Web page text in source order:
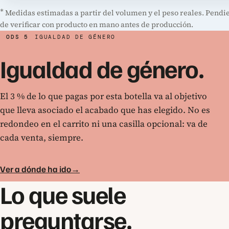
*Medidas estimadas a partir del volumen y el peso reales.
de verificar con producto en mano antes de producción.
ODS 5 IGUALDAD DE GÉNERO
Igualdad de género.
El 3 % de lo que pagas por esta botella va al objetivo
que lleva asociado el acabado que has elegido. No es
redondeo en el carrito ni una casilla opcional: va de
cada venta, siempre.
Ver a dónde ha ido→
Lo que suele
preguntarse.